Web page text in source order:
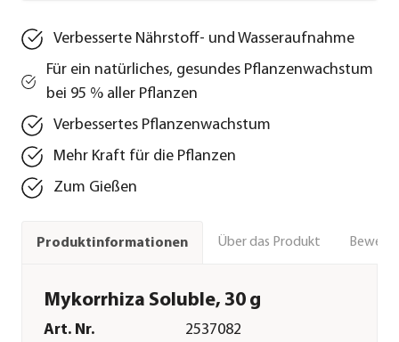
Verbesserte Nährstoff- und Wasseraufnahme
Für ein natürliches, gesundes Pflanzenwachstum
bei 95 % aller Pflanzen
Verbessertes Pflanzenwachstum
Mehr Kraft für die Pflanzen
Zum Gießen
Produktinformationen Über das Produkt
Mykorrhiza Soluble, 30 g
Art. Nr. 2537082